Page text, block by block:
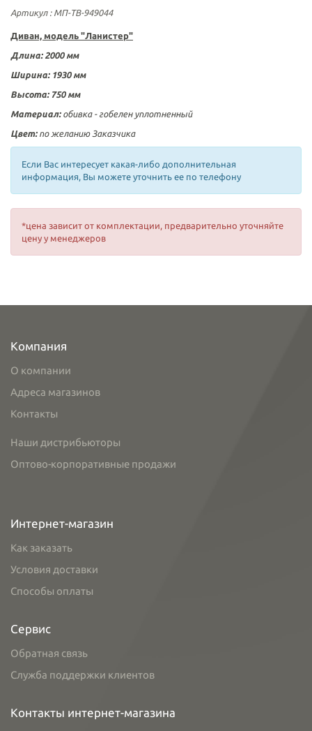
Артикул: МП-ТВ-949044
Диван, модель "Ланистер"
Длина: 2000 мм
Ширина: 1930 мм
Высота: 750 мм
Материал: обивка - гобелен уплотненный
Цвет: по желанию Заказчика
Если Вас интересует какая-либо дополнительная
информация, Вы можете уточнить ее по телефону
*цена зависит от комплектации, предварительно уточняйте
цену у менеджеров
Компания
О компании
Адреса магазинов
Контакты
Наши дистрибьюторы
Оптово-корпоративные продажи
Интернет-магазин
Как заказать
Условия доставки
Способы оплаты
Сервис
Обратная связь
Служба поддержки клиентов
Контакты интернет-магазина